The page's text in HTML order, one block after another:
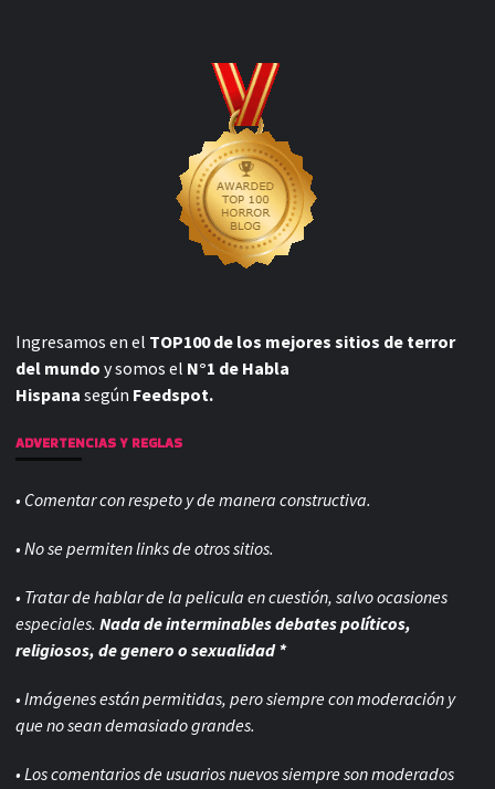
Ingresamos en el TOP100 de los mejores sitios de terror
del mundo y somos el N°1 de Habla
Hispana según Feedspot.
ADVERTENCIAS Y REGLAS
• Comentar con respeto y de manera constructiva.
• No se permiten links de otros sitios.
• Tratar de hablar de la pelicula en cuestión, salvo ocasiones
especiales. Nada de interminables debates políticos,
religiosos, de genero o sexualidad *
• Imágenes están permitidas, pero siempre conmoderación y
que no sean demasiado grandes.
• Los comentarios de usuarios nuevos siempre son moderados